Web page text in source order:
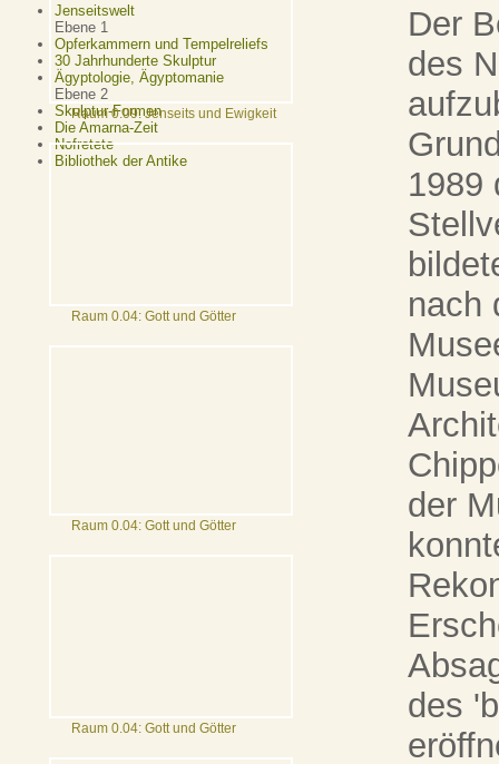
Jenseitswelt
Ebene 1
Opferkammern und Tempelreliefs
30 Jahrhunderte Skulptur
Ägyptologie, Ägyptomanie
Ebene 2
Skulptur-Formen
Die Amarna-Zeit
Nofretete
Bibliothek der Antike
Raum 0.09: Jenseits und Ewigkeit
Raum 0.04: Gott und Götter
Raum 0.04: Gott und Götter
Raum 0.04: Gott und Götter
Der
des
1989
nach
der
des